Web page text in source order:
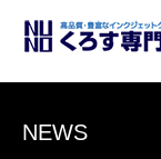
NEWS